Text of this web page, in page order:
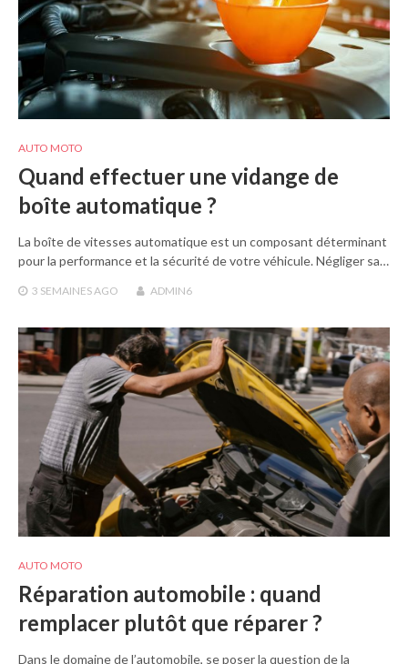
AUTO MOTO
Quand effectuer une vidange de
boîte automatique ?
La boîte de vitesses automatique est un composant déterminant
pour la performance et la sécurité de votre véhicule. Négliger sa…
3 SEMAINES AGO ADMIN6
AUTO MOTO
Réparation automobile : quand
remplacer plutôt que réparer ?
Dans le domaine de l’automobile, se poser la question de la